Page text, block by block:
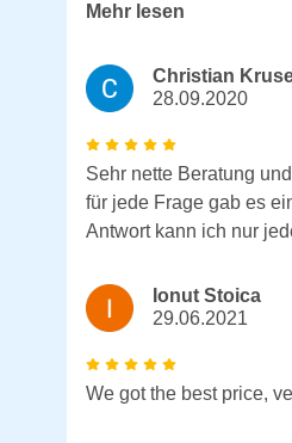
Mehr lesen
Christian
28.09.2020
Sehr nette Beratung
für jede Frage gab es
Antwort kann ich nur
Ionut Stoica
29.06.2021
We got the best price,